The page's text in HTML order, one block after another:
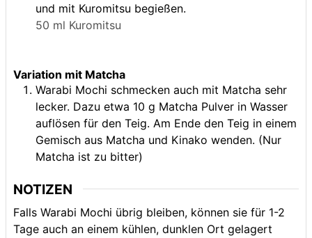
und mit Kuromitsu begießen.
50 ml Kuromitsu
Variation mit Matcha
Warabi Mochi schmecken auch mit Matcha sehr
lecker. Dazu etwa 10 g Matcha Pulver in Wasser
auflösen für den Teig. Am Ende den Teig in einem
Gemisch aus Matcha und Kinako wenden. (Nur
Matcha ist zu bitter)
NOTIZEN
Falls Warabi Mochi übrig bleiben, können sie für 1-2
Tage auch an einem kühlen, dunklen Ort gelagert